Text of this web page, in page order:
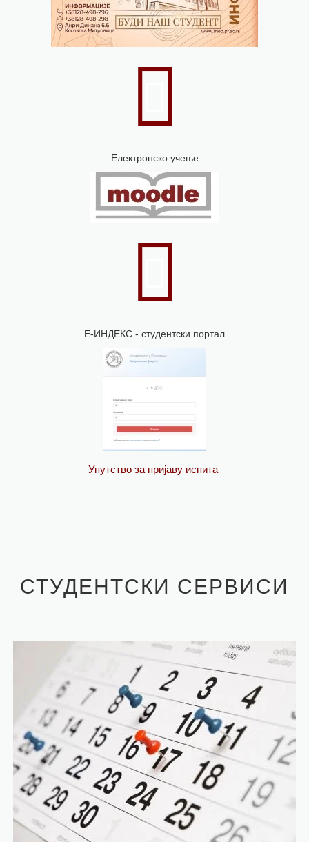
Електронско учење
Е-ИНДЕКС - студентски портал
Упутство за пријаву испита
СТУДЕНТСКИ СЕРВИСИ